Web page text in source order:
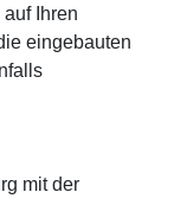
Ihren
eingebauten
mit der